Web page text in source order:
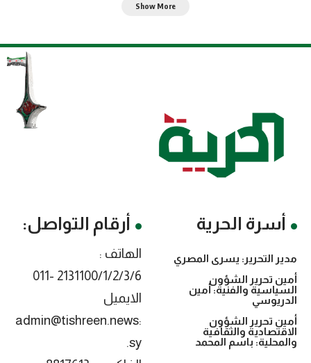
Show More
أسرة الحرية
مدير التحرير: يسرى المصري
أمين تحرير الشؤون
السياسية والفنية: أمين
الدريوسي
أمين تحرير الشؤون
الاقتصادية والثقافية
والمحلية: باسم المحمد
أرقام التواصل:
الهاتف :
2131100/1/2/3/6 -011
الايميل
:admin@tishreen.news
.sy